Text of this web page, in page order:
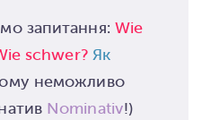
запитання: Wie
schwer? Як
неможливо
Nominativ!)